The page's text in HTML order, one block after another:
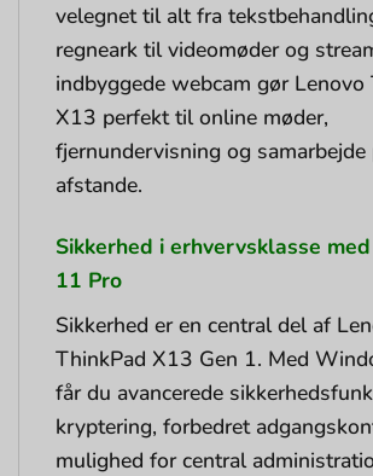
velegnet til alt fra
regneark til videomøder og
indbyggede webcam gør Lenovo
X13 perfekt til online møder,
fjernundervisning og
afstande.
Sikkerhed i erhvervsklasse
11 Pro
Sikkerhed er en central del af
ThinkPad X13 Gen 1. Med
får du avancerede
kryptering, forbedret
mulighed for central